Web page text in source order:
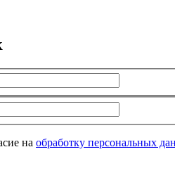
на обработку персональных